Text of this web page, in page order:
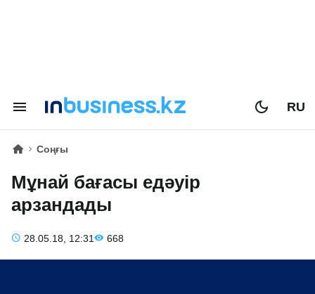
RU
Соңғы
Мұнай бағасы едәуір
арзандады
28.05.18, 12:31 668